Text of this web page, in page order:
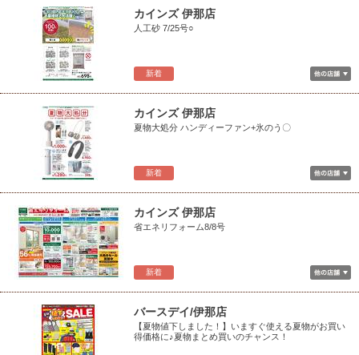
新着
カインズ 伊那店
人工砂 7/25号○
新着
カインズ 伊那店
夏物大処分 ハンディーファン+氷のう〇
新着
カインズ 伊那店
省エネリフォーム8/8号
バースデイ/伊那店
【夏物値下しました！】いますぐ使える夏物がお買い
得価格に♪夏物まとめ買いのチャンス！